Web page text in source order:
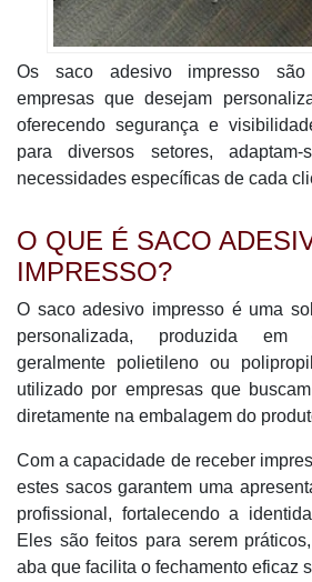
Os saco adesivo impresso são
empresas que desejam
oferecendo segurança e
para diversos setores, adaptam-
necessidades específicas de cada
O QUE É SACO
IMPRESSO?
O saco adesivo impresso é uma
personalizada, produzida em
geralmente polietileno ou
utilizado por empresas que
diretamente na embalagem do
Com a capacidade de receber
estes sacos garantem uma
profissional, fortalecendo a
Eles são feitos para serem
aba que facilita o fechamento eficaz